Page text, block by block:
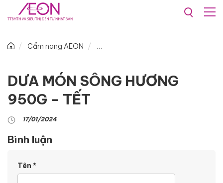
Cẩm nang AEON
DƯA MÓN SÔNG HƯƠNG
950G – TẾT
17/01/2024
Bình luận
Tên *